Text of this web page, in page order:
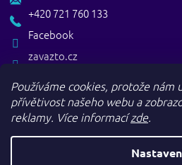
Používáme cookies, protože nám
přívětivost našeho webu a
reklamy. Více informacízde.
zavazto.cz
+420 721 760 133
Facebook
Vytvořil